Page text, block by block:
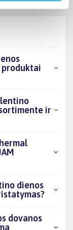
produktai
ir
dienos
dovanos